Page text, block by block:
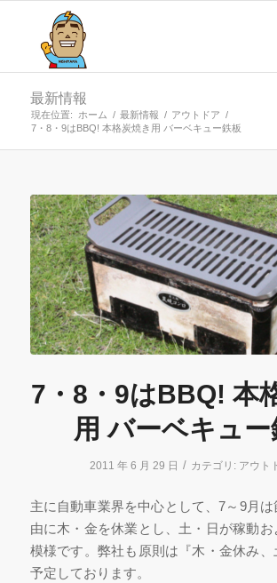
最新情報
現在位置: ホーム / 最新情報 / アウトドア /
7・8・9はBBQ! 本格炭焼き用 バーベキュー鉄板
7・8・9はBBQ! 本
用 バーベキュー
2011 年 6 月 29 日 / カテゴリ: アウト
主に自動車業界を中心として、7～9月
由に木・金を休業とし、土・日が稼動お
模様です。弊社も原則は『木・金休み、
予定しております。